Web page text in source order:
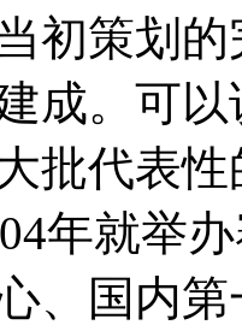
初策划
成。可
批代表
年就举
、国内